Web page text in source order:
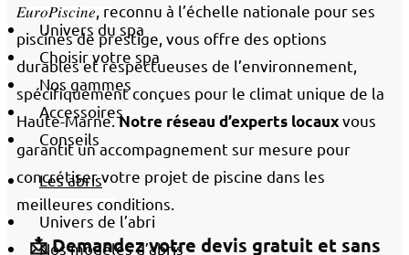
Univers du spa
Choisir votre spa
Nos gammes
Accessoires
Conseils
Les abris
Univers de l’abri
Nos modèles d’abris
𝐸𝑢𝑟𝑜𝑃𝑖𝑠𝑐𝑖𝑛𝑒, reconnu à l’échelle nationale pour ses
piscines de prestige, vous offre des options
durables et respectueuses de l’environnement,
spécifiquement conçues pour le climat unique de la
Haute-Marne.Notre réseau d’experts locauxvous
garantit un accompagnement sur mesure pour
concrétiser votre projet de piscine dans les
meilleures conditions.
📩 Demandez votre devis gratuit et sans